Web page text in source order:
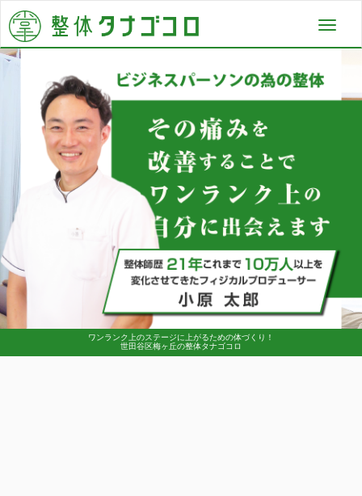
ワンランク上のステージに上がるための体づくり！
世田谷区梅ヶ丘の整体タナゴコロ